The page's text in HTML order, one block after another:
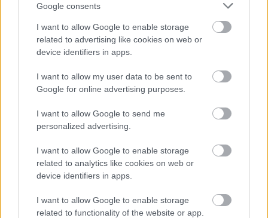
Google consents
I want to allow Google to enable storage
related to advertising like cookies on web or
device identifiers in apps.
I want to allow my user data to be sent to
Google for online advertising purposes.
I want to allow Google to send me
personalized advertising.
I want to allow Google to enable storage
related to analytics like cookies on web or
device identifiers in apps.
I want to allow Google to enable storage
related to functionality of the website or app.
A HAGYOMÁNYOK HÁZA ÜNNEPVÁRÓ
FORGATAGA DECEMBER 6-ÁN NYIT
KARÁCSONYI RAJZPÁLYÁZAT GYERMEKEKNEK A
HAGYOMÁNYOK HÁZÁBAN